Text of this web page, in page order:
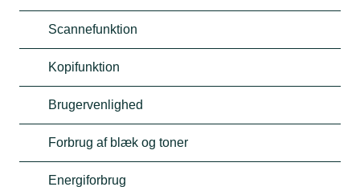
Scannefunktion
Kopifunktion
Brugervenlighed
Forbrug af blæk og toner
Energiforbrug